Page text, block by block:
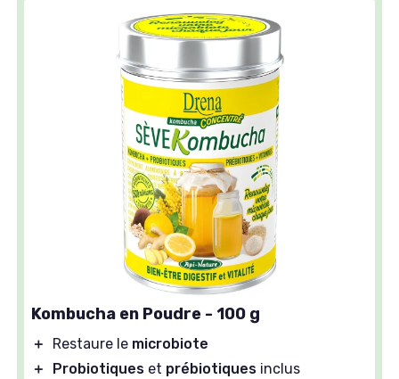
Kombucha en Poudre - 100 g
＋ Restaure le microbiote
＋
Probiotiques et prébiotiques inclus